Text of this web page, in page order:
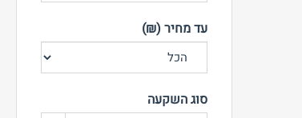
עד מחיר (₪)
סוג השקעה